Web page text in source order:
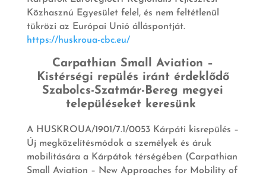
Közhasznú Egyesület felel, és nem feltétlenül
tükrözi az Európai Unió álláspontját.
https://huskroua-cbc.eu/
Carpathian Small Aviation –
Kistérségi repülés iránt érdeklődő
Szabolcs-Szatmár-Bereg megyei
településeket keresünk
A HUSKROUA/1901/7.1/0053 Kárpáti kisrepülés –
Új megközelítésmódok a személyek és áruk
mobilitására a Kárpátok térségében (Carpathian
Small Aviation – New Approaches for Mobility of